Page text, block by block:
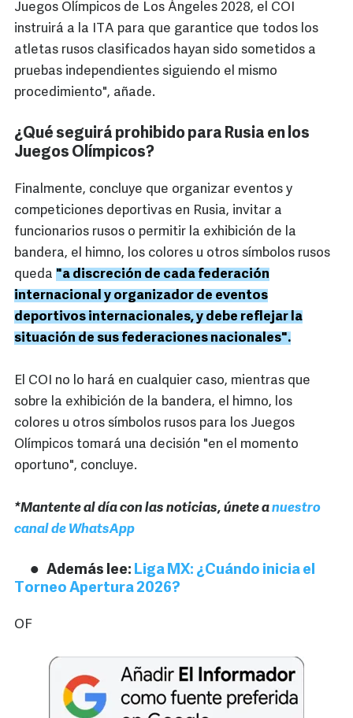
Juegos Olímpicos de Los Ángeles 2028, el COI
instruirá a la ITA para que garantice que todos los
atletas rusos clasificados hayan sido sometidos a
pruebas independientes siguiendo el mismo
procedimiento", añade.
¿Qué seguirá prohibido para Rusia en los
Juegos Olímpicos?
Finalmente, concluye que organizar eventos y
competiciones deportivas en Rusia, invitar a
funcionarios rusos o permitir la exhibición de la
bandera, el himno, los colores u otros símbolos rusos
queda "a discreción de cada federación
internacional y organizador de eventos
deportivos internacionales, y debe reflejar la
situación de sus federaciones nacionales".
El COI no lo hará en cualquier caso, mientras que
sobre la exhibición de la bandera, el himno, los
colores u otros símbolos rusos para los Juegos
Olímpicos tomará una decisión "en el momento
oportuno", concluye.
*Mantente al día con las noticias, únete anuestro
canal de WhatsApp
Además lee: Liga MX: ¿Cuándo inicia el
Torneo Apertura 2026?
OF